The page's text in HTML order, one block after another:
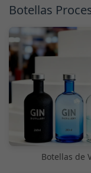
Botellas
Botellas de